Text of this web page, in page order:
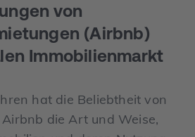
von
(Airbnb)
Immobilienmarkt
hat die Beliebtheit von
die Art und Weise,